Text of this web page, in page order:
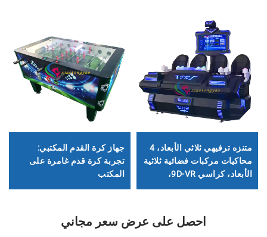
متنزه ترفيهي ثلاثي الأبعاد، 4
محاكيات مركبات فضائية ثلاثية
الأبعاد، كراسي 9D-VR،
جهاز كرة القدم المكتبي:
تجربة كرة قدم غامرة على
المكتب
احصل على عرض سعر مجاني